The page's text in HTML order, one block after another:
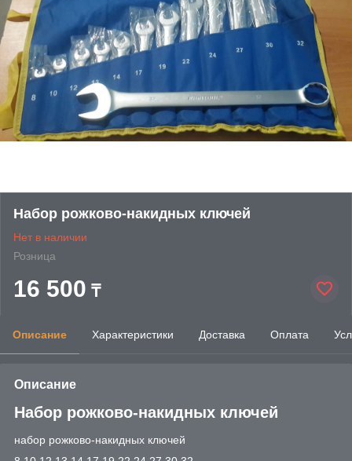
Набор рожково-накидных ключей
Нет в наличии
Розница
16 500 ₸
Описание Характеристики Доставка Оплата
Описание
Набор рожково-накидных ключей
набор рожково-накидных ключей